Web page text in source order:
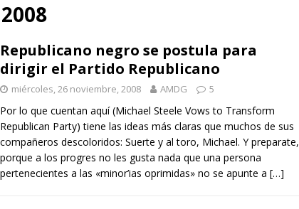
Republicano negro se postula para
dirigir el Partido Republicano
miércoles, 26 noviembre, 2008 AMDG 5
Por lo que cuentan aquí (Michael Steele Vows to Transform
Republican Party) tiene las ideas más claras que muchos de sus
compañeros descoloridos: Suerte y al toro, Michael. Y preparate,
porque a los progres no les gusta nada que una persona
pertenecientes a las «minor’ias oprimidas» no se apunte a […]